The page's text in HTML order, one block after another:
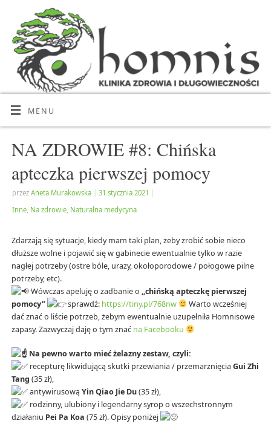
MENU
NA ZDROWIE #8: Chińska
apteczka pierwszej pomocy
przez Aneta Murakowska 31 stycznia 2021
Inne, Na zdrowie, Naturalna medycyna
Zdarzają się sytuacje, kiedy mam taki plan, żeby zrobić sobie nieco
dłuższe wolne i pojawić się w gabinecie ewentualnie tylko w razie
nagłej potrzeby (ostre bóle, urazy, okołoporodowe / połogowe pilne
potrzeby, etc).
Wówczas apeluję o zadbanie o „chińską apteczkę pierwszej
pomocy”
sprawdź: https://tiny.pl/768nw
Warto wcześniej
dać znać o liście potrzeb, żebym ewentualnie uzupełniła Homnisowe
zapasy. Zazwyczaj daję o tym znać na Facebooku
Na pewno warto mieć żelazny zestaw, czyli:
recepturę likwidującą skutki przewiania / przemarznięcia Gui Zhi
Tang (35 zł),
antywirusową Yin Qiao Jie Du(35 zł),
rodzinny, ulubiony i legendarny syrop o wszechstronnym
działaniu Pei Pa Koa (75 zł). Opisy poniżej